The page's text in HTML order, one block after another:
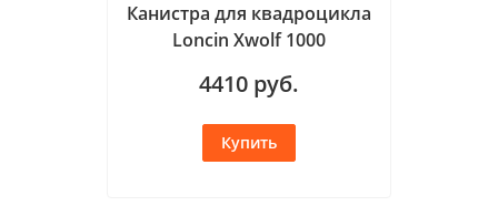
Канистра для квадроцикла
Loncin Xwolf 1000
4410 руб.